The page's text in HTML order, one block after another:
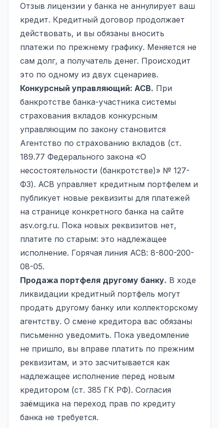
Отзыв лицензии у банка не аннулирует ваш
кредит. Кредитный договор продолжает
действовать, и вы обязаны вносить
платежи по прежнему графику. Меняется не
сам долг, а получатель денег. Происходит
это по одному из двух сценариев.
Конкурсный управляющий: АСВ. При
банкротстве банка-участника системы
страхования вкладов конкурсным
управляющим по закону становится
Агентство по страхованию вкладов (ст.
189.77 Федерального закона «О
несостоятельности (банкротстве)» № 127-
ФЗ). АСВ управляет кредитным портфелем и
публикует новые реквизиты для платежей
на странице конкретного банка на сайте
asv.org.ru. Пока новых реквизитов нет,
платите по старым: это надлежащее
исполнение. Горячая линия АСВ: 8-800-200-
08-05.
Продажа портфеля другому банку. В ходе
ликвидации кредитный портфель могут
продать другому банку или коллекторскому
агентству. О смене кредитора вас обязаны
письменно уведомить. Пока уведомление
не пришло, вы вправе платить по прежним
реквизитам, и это засчитывается как
надлежащее исполнение перед новым
кредитором (ст. 385 ГК РФ). Согласия
заёмщика на переход прав по кредиту
банка не требуется.